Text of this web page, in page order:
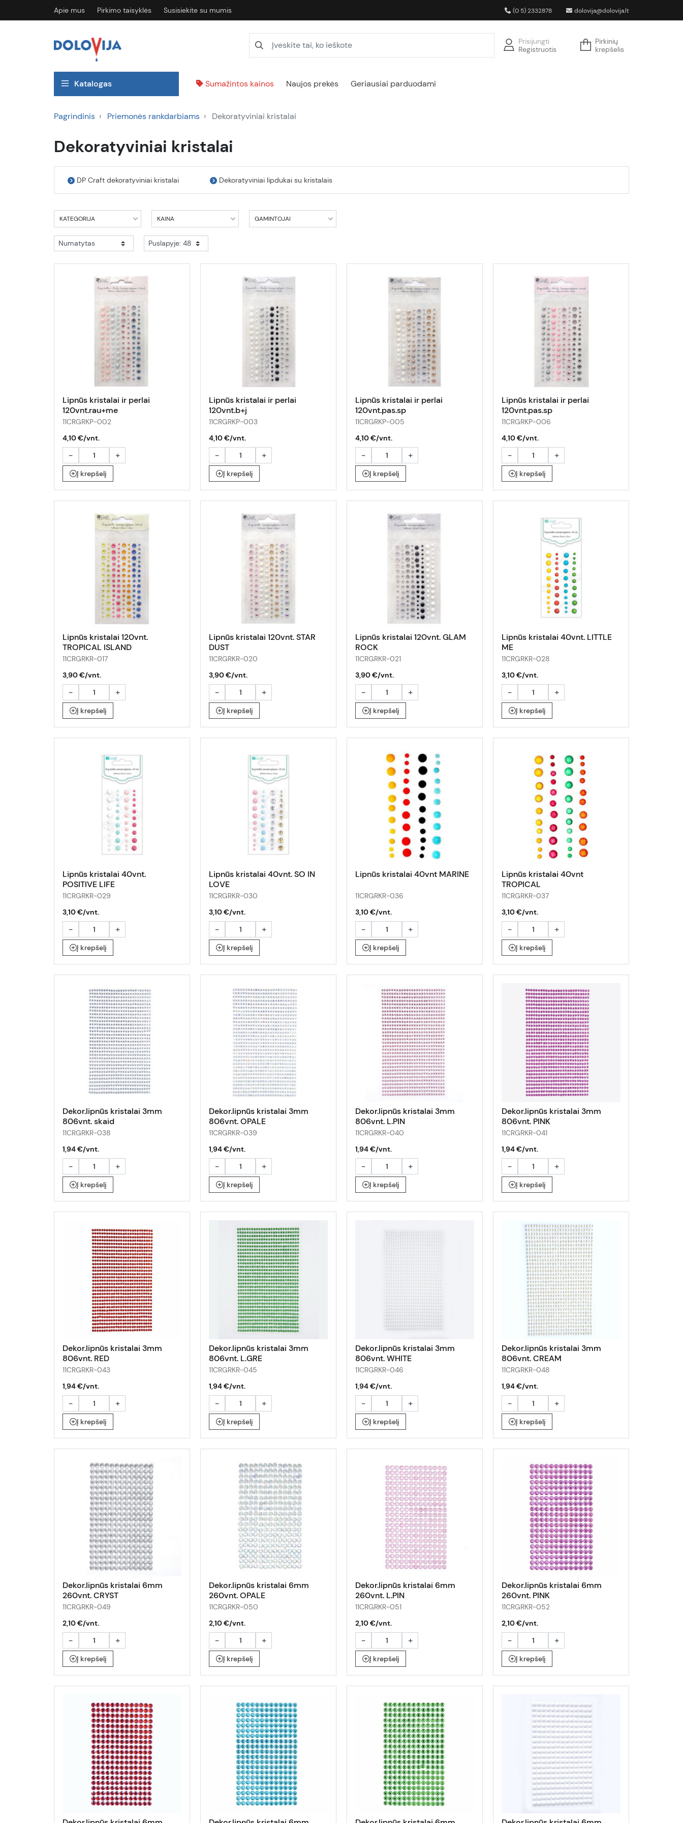
Apie mus Pirkimo taisyklės Susisiekite su mumis (0 5) 2332878 dolovija@dolovija.lt
Prisijungti
Registruotis
Pirkinių
krepšelis
Katalogas Sumažintos kainos Naujos prekės Geriausiai parduodami
Pagrindinis Priemonės rankdarbiams Dekoratyviniai kristalai
Dekoratyviniai kristalai
DP Craft dekoratyviniai kristalai Dekoratyviniai lipdukai su kristalais
KATEGORIJA KAINA GAMINTOJAI
Lipnūs kristalai ir perlai
120vnt.rau+me
11CRGRKP-002
4,10 €/vnt.
- +
Į krepšelį
Lipnūs kristalai ir perlai
120vnt.b+j
11CRGRKP-003
4,10 €/vnt.
- +
Į krepšelį
Lipnūs kristalai ir perlai
120vnt.pas.sp
11CRGRKP-005
4,10 €/vnt.
- +
Į krepšelį
Lipnūs kristalai ir perlai
120vnt.pas.sp
11CRGRKP-006
4,10 €/vnt.
- +
Į krepšelį
Lipnūs kristalai 120vnt.
TROPICAL ISLAND
11CRGRKR-017
3,90 €/vnt.
- +
Į krepšelį
Lipnūs kristalai 120vnt. STAR
DUST
11CRGRKR-020
3,90 €/vnt.
- +
Į krepšelį
Lipnūs kristalai 120vnt. GLAM
ROCK
11CRGRKR-021
3,90 €/vnt.
- +
Į krepšelį
Lipnūs kristalai 40vnt. LITTLE
ME
11CRGRKR-028
3,10 €/vnt.
- +
Į krepšelį
Lipnūs kristalai 40vnt.
POSITIVE LIFE
11CRGRKR-029
3,10 €/vnt.
- +
Į krepšelį
Lipnūs kristalai 40vnt. SO IN
LOVE
11CRGRKR-030
3,10 €/vnt.
- +
Į krepšelį
Lipnūs kristalai 40vnt MARINE
11CRGRKR-036
3,10 €/vnt.
- +
Į krepšelį
Lipnūs kristalai 40vnt
TROPICAL
11CRGRKR-037
3,10 €/vnt.
- +
Į krepšelį
Dekor.lipnūs kristalai 3mm
806vnt. skaid
11CRGRKR-038
1,94 €/vnt.
- +
Į krepšelį
Dekor.lipnūs kristalai 3mm
806vnt. OPALE
11CRGRKR-039
1,94 €/vnt.
- +
Į krepšelį
Dekor.lipnūs kristalai 3mm
806vnt. L.PIN
11CRGRKR-040
1,94 €/vnt.
- +
Į krepšelį
Dekor.lipnūs kristalai 3mm
806vnt. PINK
11CRGRKR-041
1,94 €/vnt.
- +
Į krepšelį
Dekor.lipnūs kristalai 3mm
806vnt. RED
11CRGRKR-043
1,94 €/vnt.
- +
Į krepšelį
Dekor.lipnūs kristalai 3mm
806vnt. L.GRE
11CRGRKR-045
1,94 €/vnt.
- +
Į krepšelį
Dekor.lipnūs kristalai 3mm
806vnt. WHITE
11CRGRKR-046
1,94 €/vnt.
- +
Į krepšelį
Dekor.lipnūs kristalai 3mm
806vnt. CREAM
11CRGRKR-048
1,94 €/vnt.
- +
Į krepšelį
Dekor.lipnūs kristalai 6mm
260vnt. CRYST
11CRGRKR-049
2,10 €/vnt.
- +
Į krepšelį
Dekor.lipnūs kristalai 6mm
260vnt. OPALE
11CRGRKR-050
2,10 €/vnt.
- +
Į krepšelį
Dekor.lipnūs kristalai 6mm
260vnt. L.PIN
11CRGRKR-051
2,10 €/vnt.
- +
Į krepšelį
Dekor.lipnūs kristalai 6mm
260vnt. PINK
11CRGRKR-052
2,10 €/vnt.
- +
Į krepšelį